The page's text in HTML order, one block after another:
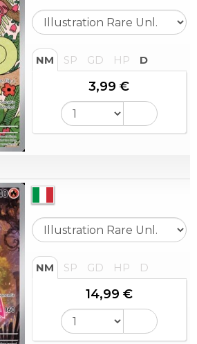
NM SP GD HP D
3,99 €
NM SP GD HP D
14,99 €